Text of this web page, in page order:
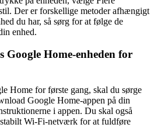
Der er forskellige metoder afhængigt
du har, så sørg for at følge de
enhed.
Home-enheden for
Home for første gang, skal du sørge
Google Home-appen på din
i appen. Du skal også
Wi-Fi-netværk for at fuldføre